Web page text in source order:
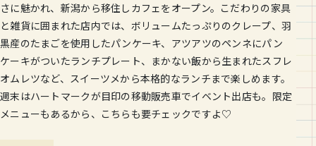
さに魅かれ、新潟から移住しカフェをオープン。こだわりの家具
と雑貨に囲まれた店内では、ボリュームたっぷりのクレープ、羽
黒産のたまごを使用したパンケーキ、アツアツのペンネにパン
ケーキがついたランチプレート、まかない飯から生まれたスフレ
オムレツなど、スイーツメから本格的なランチまで楽しめます。
週末はハートマークが目印の移動販売車でイベント出店も。限定
メニューもあるから、こちらも要チェックですよ♡